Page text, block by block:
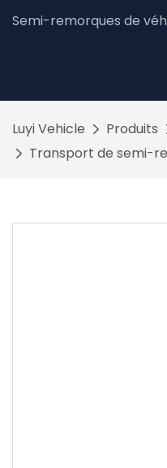
Semi-remorques de
Luyi Vehicle Produits
Transport de semi-